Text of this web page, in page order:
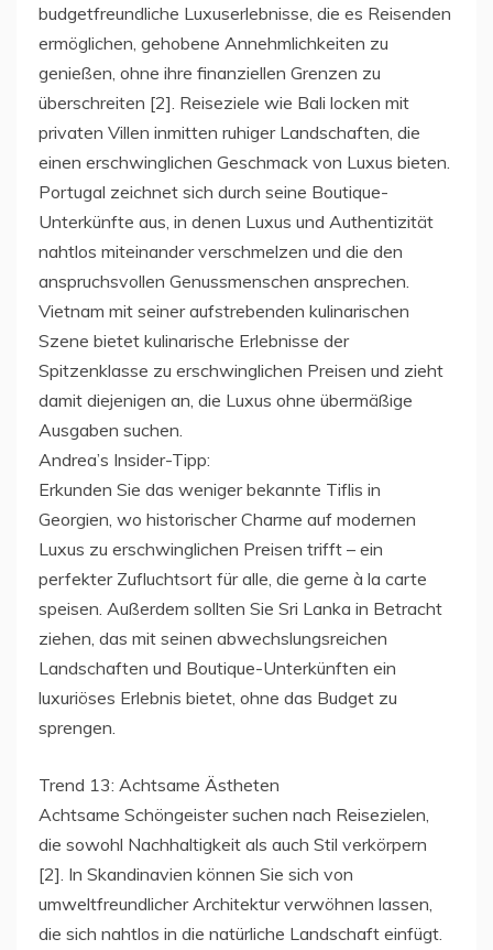
budgetfreundliche Luxuserlebnisse, die es Reisenden
ermöglichen, gehobene Annehmlichkeiten zu
genießen, ohne ihre finanziellen Grenzen zu
überschreiten [2]. Reiseziele wie Bali locken mit
privaten Villen inmitten ruhiger Landschaften, die
einen erschwinglichen Geschmack von Luxus bieten.
Portugal zeichnet sich durch seine Boutique-
Unterkünfte aus, in denen Luxus und Authentizität
nahtlos miteinander verschmelzen und die den
anspruchsvollen Genussmenschen ansprechen.
Vietnam mit seiner aufstrebenden kulinarischen
Szene bietet kulinarische Erlebnisse der
Spitzenklasse zu erschwinglichen Preisen und zieht
damit diejenigen an, die Luxus ohne übermäßige
Ausgaben suchen.
Andrea’s Insider-Tipp:
Erkunden Sie das weniger bekannte Tiflis in
Georgien, wo historischer Charme auf modernen
Luxus zu erschwinglichen Preisen trifft – ein
perfekter Zufluchtsort für alle, die gerne à la carte
speisen. Außerdem sollten Sie Sri Lanka in Betracht
ziehen, das mit seinen abwechslungsreichen
Landschaften und Boutique-Unterkünften ein
luxuriöses Erlebnis bietet, ohne das Budget zu
sprengen.
Trend 13: Achtsame Ästheten
Achtsame Schöngeister suchen nach Reisezielen,
die sowohl Nachhaltigkeit als auch Stil verkörpern
[2]. In Skandinavien können Sie sich von
umweltfreundlicher Architektur verwöhnen lassen,
die sich nahtlos in die natürliche Landschaft einfügt.